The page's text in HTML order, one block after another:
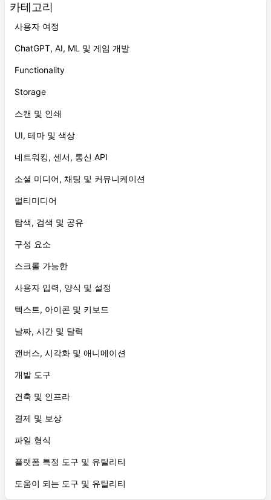
카테고리
사용자 여정
ChatGPT, AI, ML 및 게임 개발
Functionality
Storage
스캔 및 인쇄
UI, 테마 및 색상
네트워킹, 센서, 통신 API
소셜 미디어, 채팅 및 커뮤니케이션
멀티미디어
탐색, 검색 및 공유
구성 요소
스크롤 가능한
사용자 입력, 양식 및 설정
텍스트, 아이콘 및 키보드
날짜, 시간 및 달력
캔버스, 시각화 및 애니메이션
개발 도구
건축 및 인프라
결제 및 보상
파일 형식
플랫폼 특정 도구 및 유틸리티
도움이 되는 도구 및 유틸리티